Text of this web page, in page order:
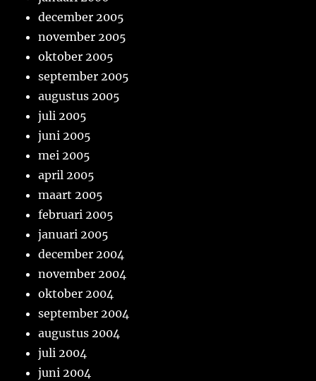
december 2005
november 2005
oktober 2005
september 2005
augustus 2005
juli 2005
juni 2005
mei 2005
april 2005
maart 2005
februari 2005
januari 2005
december 2004
november 2004
oktober 2004
september 2004
augustus 2004
juli 2004
juni 2004